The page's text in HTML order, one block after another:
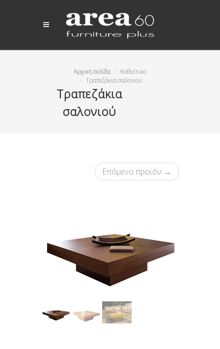
Αρχική σελίδα
Καθιστικο
Τραπεζάκια σαλονιού
Τραπεζάκια
σαλονιού
Επόμενο προϊόν →